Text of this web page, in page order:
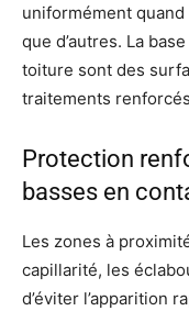
uniformément
que d’autres. La
toiture sont des
traitements
Protection
basses en
Les zones à
capillarité, les
d’éviter l’apparition